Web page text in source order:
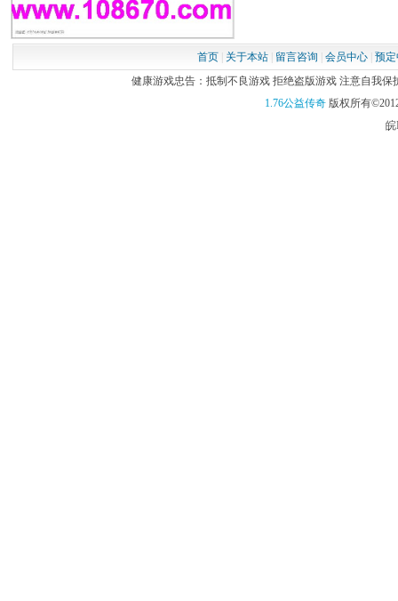
首页| 关于本站| 留言咨询 会员中心| 预
健康游戏忠告：抵制不良游戏 拒绝盗版游戏 注意自我保
1.76公益传奇版权所有
皖